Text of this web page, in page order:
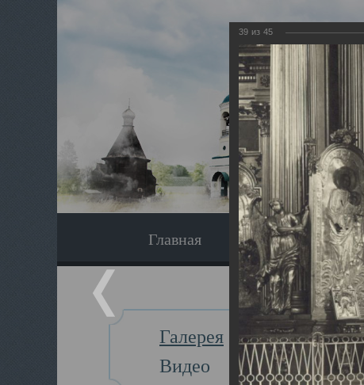
Главная Экскурсия
Галерея
Видео
39 из 45